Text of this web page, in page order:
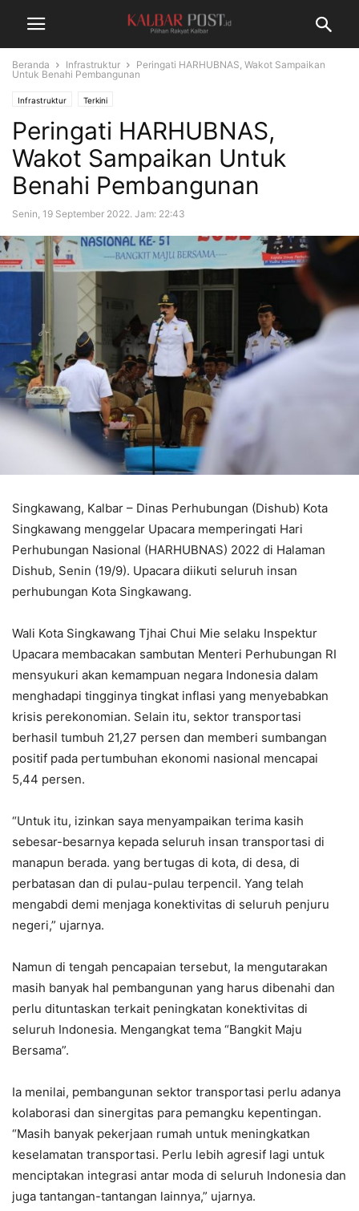
Beranda Infrastruktur
Peringati HARHUBNAS, Wakot Sampaikan
Untuk Benahi Pembangunan
Infrastruktur Terkini
Peringati HARHUBNAS,
Wakot Sampaikan Untuk
Benahi Pembangunan
Senin, 19 September 2022. Jam: 22:43
Singkawang, Kalbar – Dinas Perhubungan (Dishub) Kota
Singkawang menggelar Upacara memperingati Hari
Perhubungan Nasional (HARHUBNAS) 2022 di Halaman
Dishub, Senin (19/9). Upacara diikuti seluruh insan
perhubungan Kota Singkawang.
Wali Kota Singkawang Tjhai Chui Mie selaku Inspektur
Upacara membacakan sambutan Menteri Perhubungan RI
mensyukuri akan kemampuan negara Indonesia dalam
menghadapi tingginya tingkat inflasi yang menyebabkan
krisis perekonomian. Selain itu, sektor transportasi
berhasil tumbuh 21,27 persen dan memberi sumbangan
positif pada pertumbuhan ekonomi nasional mencapai
5,44 persen.
“Untuk itu, izinkan saya menyampaikan terima kasih
sebesar-besarnya kepada seluruh insan transportasi di
manapun berada. yang bertugas di kota, di desa, di
perbatasan dan di pulau-pulau terpencil. Yang telah
mengabdi demi menjaga konektivitas di seluruh penjuru
negeri,” ujarnya.
Namun di tengah pencapaian tersebut, Ia mengutarakan
masih banyak hal pembangunan yang harus dibenahi dan
perlu dituntaskan terkait peningkatan konektivitas di
seluruh Indonesia. Mengangkat tema “Bangkit Maju
Bersama”.
Ia menilai, pembangunan sektor transportasi perlu adanya
kolaborasi dan sinergitas para pemangku kepentingan.
“Masih banyak pekerjaan rumah untuk meningkatkan
keselamatan transportasi. Perlu lebih agresif lagi untuk
menciptakan integrasi antar moda di seluruh Indonesia dan
juga tantangan-tantangan lainnya,” ujarnya.